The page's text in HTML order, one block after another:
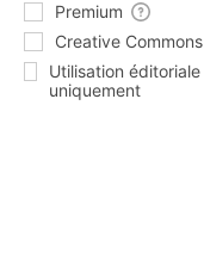
Premium
Creative Commons
Utilisation éditoriale
uniquement